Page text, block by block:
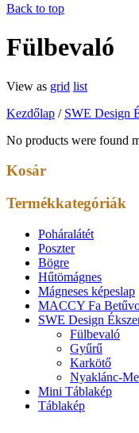
Back to top
Fülbevaló
View as grid list
Kezdőlap / SWE Design
No products were found
Kosár
Termékkategóriák
Poháralátét
Poszter
Bögre
Hűtömágnes
Mágneses képeslap
MACCY Fa
SWE Design
Fülbevaló
Gyűrű
Karkötő
Nyaklánc-
Mini Táblakép
Táblakép